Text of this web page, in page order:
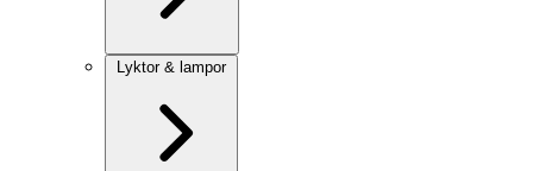
Lyktor & lampor